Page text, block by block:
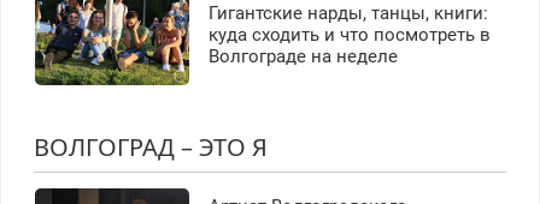
Гигантские нарды, танцы, книги:
куда сходить и что посмотреть в
Волгограде на неделе
ВОЛГОГРАД – ЭТО Я